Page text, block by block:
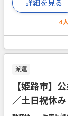
詳細を見る
4人
派遣
【姫路市】
／土日祝休み